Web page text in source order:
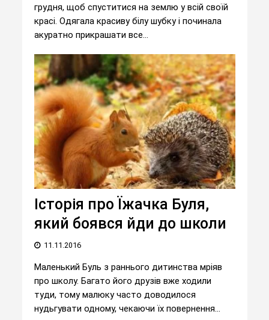
грудня, щоб спуститися на землю у всій своїй
красі. Одягала красиву білу шубку і починала
акуратно прикрашати все...
Історія про Їжачка Буля,
який боявся йди до школи
11.11.2016
Маленький Буль з раннього дитинства мріяв
про школу. Багато його друзів вже ходили
туди, тому малюку часто доводилося
нудьгувати одному, чекаючи їх повернення...